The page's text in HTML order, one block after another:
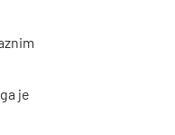
je